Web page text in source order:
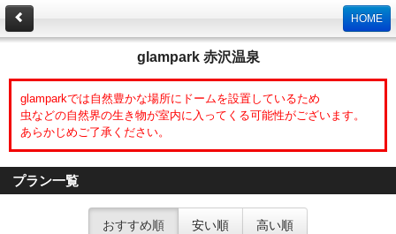
HOME
glampark 赤沢温泉
glamparkでは自然豊かな場所にドームを設置しているため
虫などの自然界の生き物が室内に入ってくる可能性がございます。
あらかじめご了承ください。
プラン一覧
おすすめ順 安い順 高い順